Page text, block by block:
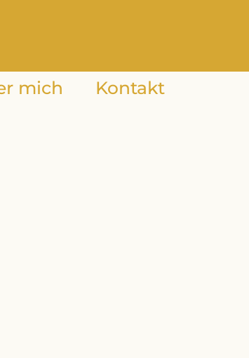
mich Kontakt